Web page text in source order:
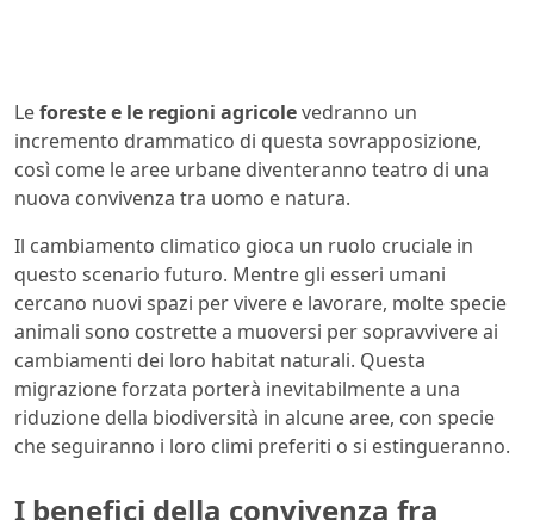
Leforeste e le regioni agricolevedranno un
incremento drammatico di questa sovrapposizione,
così come le aree urbane diventeranno teatro di una
nuova convivenza tra uomo e natura.
Il cambiamento climatico gioca un ruolo cruciale in
questo scenario futuro. Mentre gli esseri umani
cercano nuovi spazi per vivere e lavorare, molte specie
animali sono costrette a muoversi per sopravvivere ai
cambiamenti dei loro habitat naturali. Questa
migrazione forzata porterà inevitabilmente a una
riduzione della biodiversità in alcune aree, con specie
che seguiranno i loro climi preferiti o si estingueranno.
I benefici della convivenza fra